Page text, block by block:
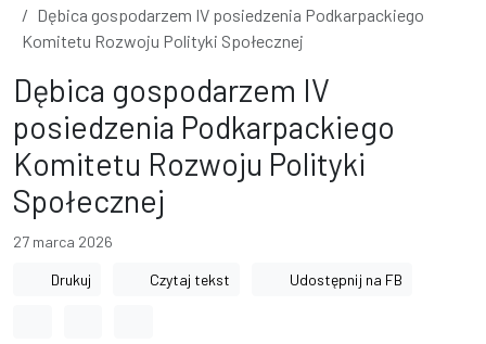
Dębica gospodarzem IV posiedzenia Podkarpackiego
Komitetu Rozwoju Polityki Społecznej
Dębica gospodarzem IV
posiedzenia Podkarpackiego
Komitetu Rozwoju Polityki
Społecznej
27 marca 2026
Drukuj Czytaj tekst Udostępnij na FB